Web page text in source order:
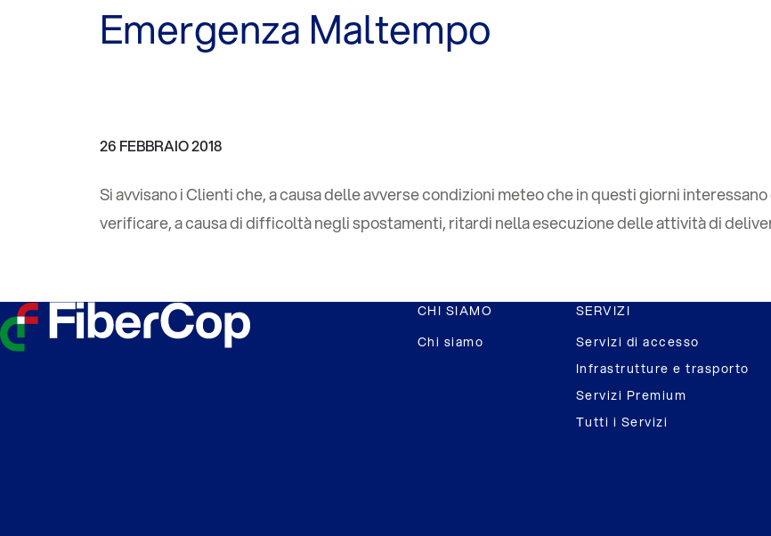
Emergenza Maltempo
26 FEBBRAIO 2018
Si avvisano i Clienti che, a causa delle avverse condizioni meteo che in questi giorni
verificare, a causa di difficoltà negli spostamenti, ritardi nella esecuzione delle attività di
CHI SIAMO
Chi siamo
SERVIZI
Servizi di accesso
Infrastrutture e trasporto
Servizi Premium
Tutti i Servizi